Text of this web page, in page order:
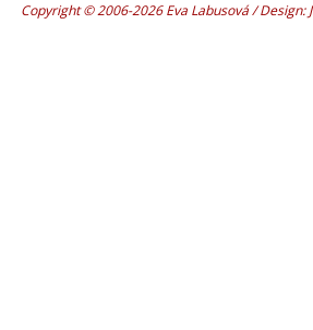
Copyright © 2006-2026 Eva Labusová /